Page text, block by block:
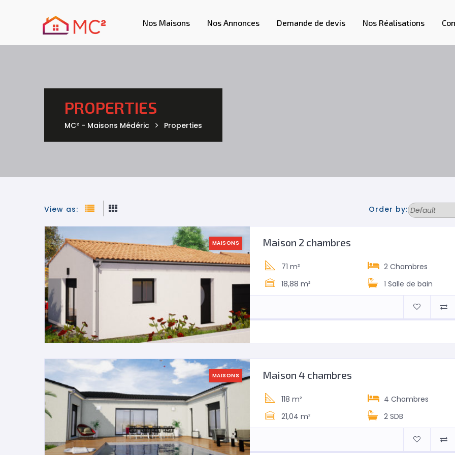
Nos Maisons Nos Annonces Demande de devis Nos Réalisations
PROPERTIES
MC² - Maisons Médéric Properties
View as: Order by:
MAISONS Maison 2 chambres
71 m² 2 Chambres
18,88 m²
1 Salle de bain
MAISONS Maison 4 chambres
118 m² 4 Chambres
21,04 m²
2 SDB